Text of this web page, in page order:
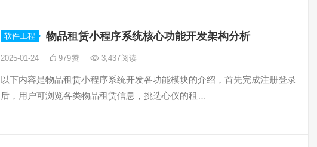
软件工程 物品租赁小程序系统核心功能开发架构分析
2025-01-24 979赞 3,437阅读
以下内容是物品租赁小程序系统开发各功能模块的介绍，首先完成注册登录
后，用户可浏览各类物品租赁信息，挑选心仪的租…